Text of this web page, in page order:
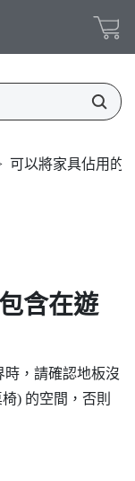
可以將家具佔用的
含在遊
，請確認地板沒
) 的空間，否則